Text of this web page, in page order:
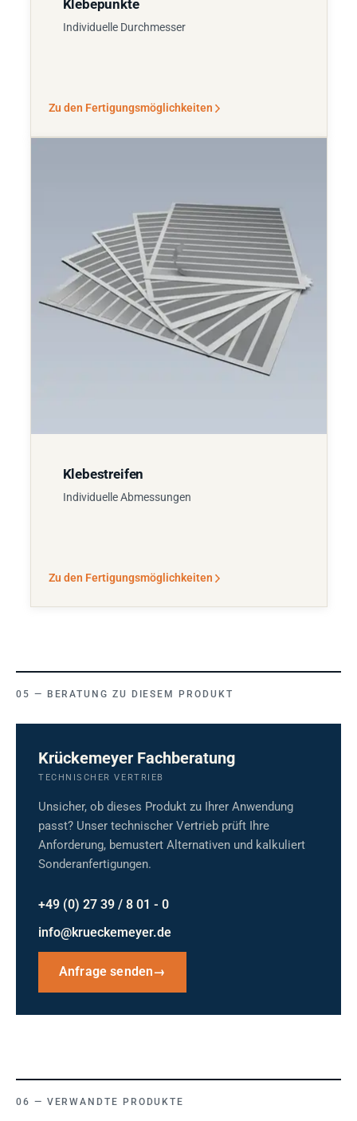
Klebepunkte
Individuelle Durchmesser
Zu den Fertigungsmöglichkeiten
Klebestreifen
Individuelle Abmessungen
Zu den Fertigungsmöglichkeiten
BERATUNG ZU DIESEM PRODUKT
Krückemeyer Fachberatung
TECHNISCHER VERTRIEB
Unsicher, ob dieses Produkt zu Ihrer Anwendung
passt? Unser technischer Vertrieb prüft Ihre
Anforderung, bemustert Alternativen und kalkuliert
Sonderanfertigungen.
+49 (0) 27 39 / 8 01 - 0
info@krueckemeyer.de
Anfrage senden→
VERWANDTE PRODUKTE